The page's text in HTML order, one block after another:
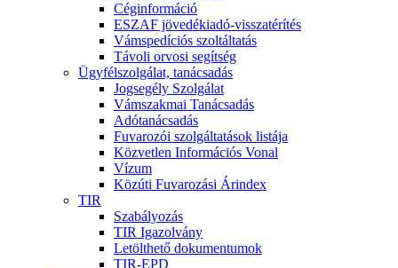
Céginformáció
ESZAF jövedékiadó-visszatérítés
Vámspedíciós szoltáltatás
Távoli orvosi segítség
Ügyfélszolgálat, tanácsadás
Jogsegély Szolgálat
Vámszakmai Tanácsadás
Adótanácsadás
Fuvarozói szolgáltatások listája
Közvetlen Információs Vonal
Vízum
Közúti Fuvarozási Árindex
TIR
Szabályozás
TIR Igazolvány
Letölthető dokumentumok
TIR-EPD